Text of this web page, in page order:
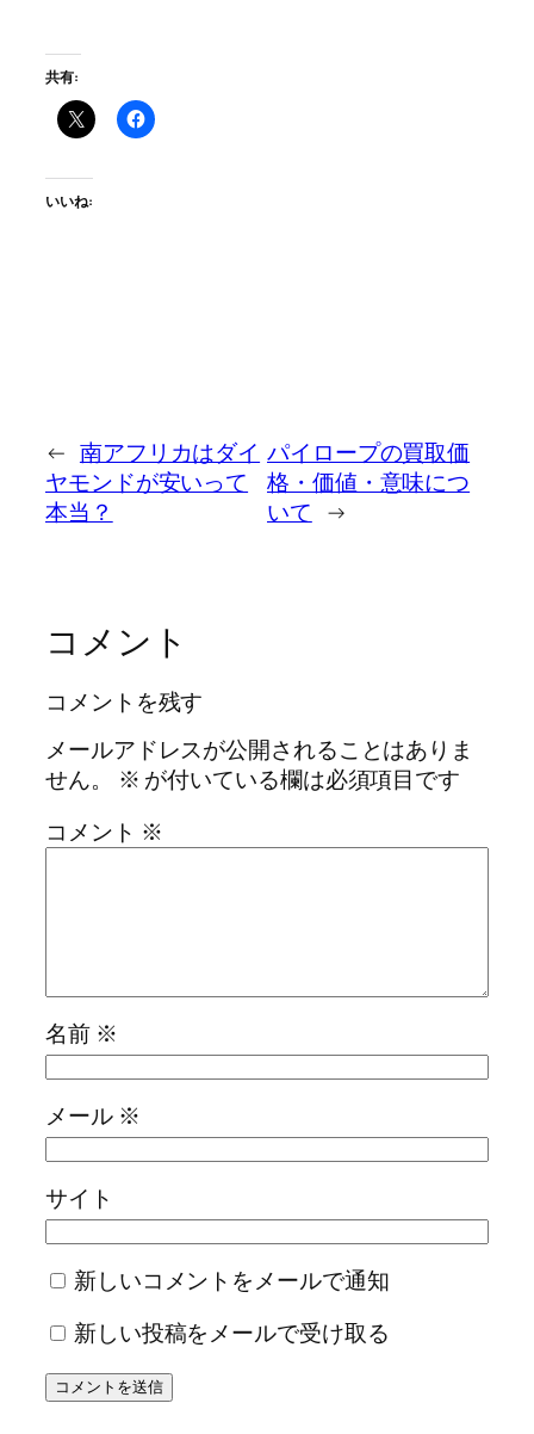
共有:
いいね:
← 南アフリカはダイ
ヤモンドが安いって
本当？
パイロープの買取価
格・価値・意味につ
いて →
コメント
コメントを残す
メールアドレスが公開されることはありま
せん。
※ が付いている欄は必須項目です
コメント ※
名前 ※
メール ※
サイト
新しいコメントをメールで通知
新しい投稿をメールで受け取る